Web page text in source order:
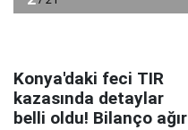
Konya'daki feci TIR
kazasında detaylar
belli oldu! Bilanço ağır